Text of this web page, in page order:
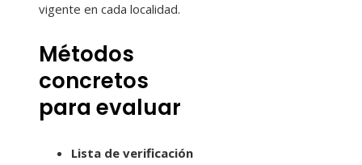
vigente en cada localidad.
Métodos
concretos
para evaluar
Lista de verificación